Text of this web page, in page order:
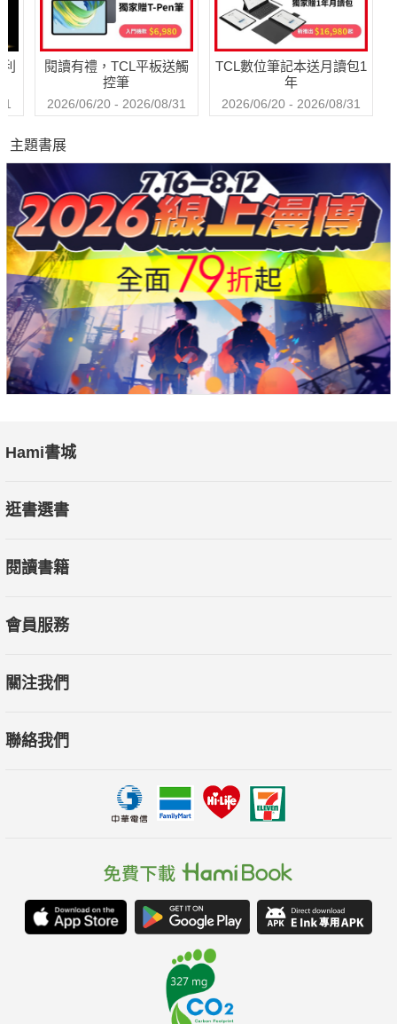
閱讀有禮，TCL平板送觸
控筆
2026/06/20 - 2026/08/31
TCL數位筆記本送月讀包1
年
2026/06/20 - 2026/08/31
主題書展
Hami書城
逛書選書
閱讀書籍
會員服務
關注我們
聯絡我們